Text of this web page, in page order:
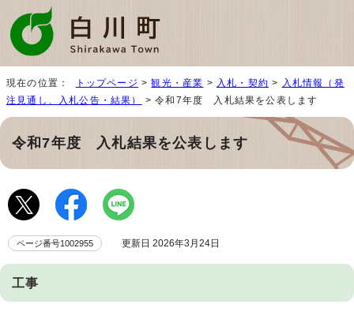
現在の位置： トップページ >観光・産業 > 入札・契約 > 入札情報（発
注見通し、入札公告・結果）
> 令和7年度 入札結果を公表します
令和7年度 入札結果を公表します
ページ番号1002955 更新日 2026年3月24日
工事